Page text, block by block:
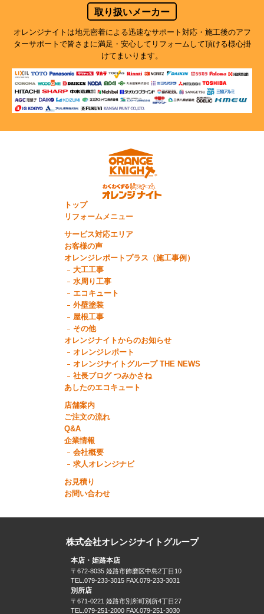
取り扱いメーカー
オレンジナイトは地元密着による迅速なサポート対応・施工後のアフ
ターサポートで皆さまに満足・安心してリフォームして頂ける様心掛
けてまいります。
トップ
リフォームメニュー
サービス対応エリア
お客様の声
オレンジレポートプラス（施工事例）
大工工事
水周り工事
エコキュート
外壁塗装
屋根工事
その他
オレンジナイトからのお知らせ
オレンジレポート
オレンジナイトグループ THE NEWS
社長ブログ つみかさね
あしたのエコキュート
店舗案内
ご注文の流れ
Q&A
企業情報
会社概要
求人オレンジナビ
お見積り
お問い合わせ
株式会社オレンジナイトグループ
本店・姫路本店
〒672-8035 姫路市飾磨区中島2丁目10
TEL.079-233-3015 FAX.079-233-3031
別所店
〒671-0221 姫路市別所町別所4丁目27
TEL.079-251-2000 FAX.079-251-3030